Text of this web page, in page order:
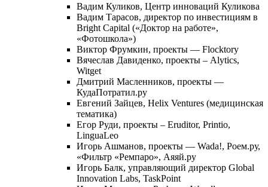
Вадим Куликов, Центр инноваций Куликова
Вадим Тарасов, директор по инвестициям в
Bright Capital («Доктор на работе»,
«Фотошкола»)
Виктор Фрумкин, проекты — Flocktory
Вячеслав Давиденко, проекты – Alytics,
Witget
Дмитрий Масленников, проекты —
КудаПотратил.ру
Евгений Зайцев, Helix Ventures (медицинская
тематика)
Егор Руди, проекты – Eruditor, Printio,
LinguaLeo
Игорь Ашманов, проекты — Wada!, Роем.ру,
«Фильтр «Ремпаро», Аяяй.ру
Игорь Балк, управляющий директор Global
Innovation Labs, TaskPoint